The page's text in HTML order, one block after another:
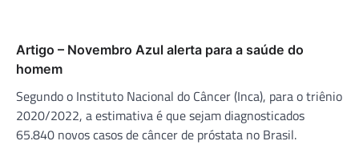
Artigo – Novembro Azul alerta para a saúde do
homem
Segundo o Instituto Nacional do Câncer (Inca), para o triênio
2020/2022, a estimativa é que sejam diagnosticados
65.840 novos casos de câncer de próstata no Brasil.